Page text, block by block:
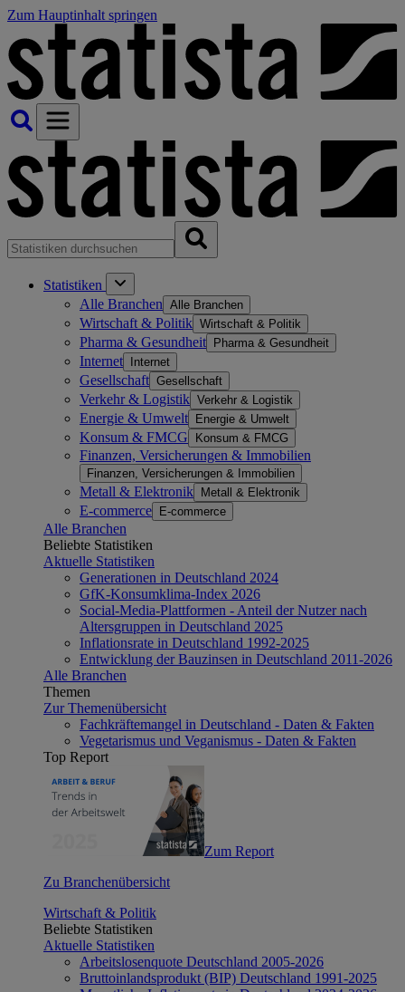
Zum Hauptinhalt springen
Statistiken
Alle Branchen Alle Branchen
Wirtschaft & Politik Wirtschaft & Politik
Pharma & Gesundheit Pharma & Gesundheit
Internet Internet
Gesellschaft Gesellschaft
Verkehr & Logistik Verkehr & Logistik
Energie & Umwelt Energie & Umwelt
Konsum & FMCG Konsum & FMCG
Finanzen, Versicherungen & Immobilien
Finanzen, Versicherungen & Immobilien
Metall & Elektronik Metall & Elektronik
E-commerce E-commerce
Alle Branchen
Beliebte Statistiken
Aktuelle Statistiken
Generationen in Deutschland 2024
GfK-Konsumklima-Index 2026
Social-Media-Plattformen - Anteil der Nutzer nach
Altersgruppen in Deutschland 2025
Inflationsrate in Deutschland 1992-2025
Entwicklung der Bauzinsen in Deutschland 2011-2026
Alle Branchen
Themen
Zur Themenübersicht
Fachkräftemangel in Deutschland - Daten & Fakten
Vegetarismus und Veganismus - Daten & Fakten
Top Report
Zum Report
Zu Branchenübersicht
Wirtschaft & Politik
Beliebte Statistiken
Aktuelle Statistiken
Arbeitslosenquote Deutschland 2005-2026
Bruttoinlandsprodukt (BIP) Deutschland 1991-2025